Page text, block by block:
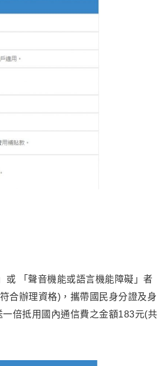
或 「聲音機能或語言機能障礙」者
合辦理資格)，攜帶國民身分證及身
一倍抵用國內通信費之金額183元(共